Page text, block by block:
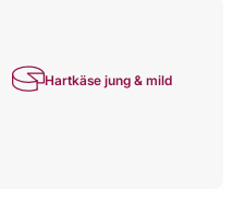
Hartkäse jung & mild